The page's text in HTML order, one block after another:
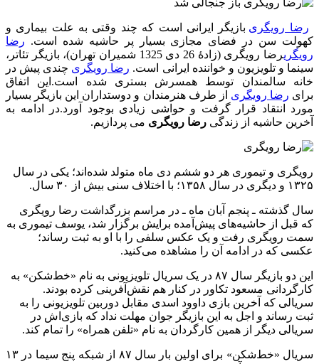
رضا رویگری بازیگر ایرانی است که چند وقتی به علت بیماری و
کهولت سن در فضای مجازی بسیار پر حاشیه شده است. رضا
رویگری
رضا رویگری (زادۀ 26 دی 1325 شمیران تهران)، بازیگر تئاتر،
سینما و تلویزیون و خواننده ایرانی است. رضا رویگری چندی پیش در
خانه سالمندان توسط همسرش بستری شده است.این اتفاق
برای رضا رویگری از طرف هنرمندان و دوستداران این بازیگر بسیار
مورد انتقاد قرار گرفت و حواشی زیادی بوجود آورد.در ادامه به
آخرین حاشیه از زندگی رضا رویگری می پردازیم.
رویگری و تیموری هر دو ششم دی ماه متولد شده‌اند؛ یکی در سال
۱۳۲۵ و دیگری در سال ۱۳۵۸؛ با اختلاف سنی بیش از ۳۰ سال.
سال گذشته ـ پنجم آبان ماه ـ در مراسم بزرگداشت رضا رویگری
که قبل از حاشیه‌های پیش‌آمده برایش برگزار شد، یوسف تیموری به
سمت رویگری رفت و یک عکس سلفی را با او به ثبت رساند؛
عکسی که در ادامه آن را مشاهده می‌کنید.
این دو بازیگر سال ۸۷ در یک سریال تلویزیونی به نام «خط‌شکن» به
کارگردانی مسعود تکاور در کنار هم نقش‌آفرینی کرده بودند.
سریالی که آخرین بازی داوود اسدی مقابل دوربین تلویزیونی را به
ثبت رساند و اجل به این بازیگر جوان مهلت نداد که بازی‌اش در
سریالی دیگر از همین کارگردان به نام «تلفن همراه» را تمام کند.
سریال «خط‌شکن» برای اولین بار سال ۸۷ از شبکه پنج سیما در ۱۳